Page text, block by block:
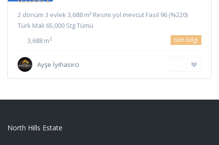
2 dönüm 3 evlek 3,688 m² Resmi yol mevcut Fasıl 96 (%220)
Türk Malı 65,000 Stg Tümü
3,688 m2 tüm bilgi
Ayşe İyihasırcı
North Hills Estate